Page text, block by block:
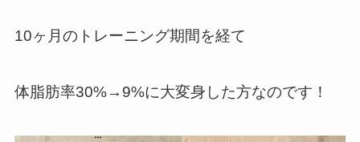
10ヶ月のトレーニング期間を経て
体脂肪率30%→9%に大変身した方なのです！